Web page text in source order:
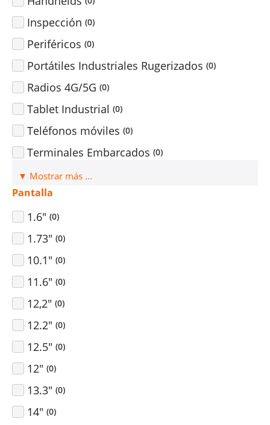
Inspección (0)
Periféricos (0)
Portátiles Industriales Rugerizados (0)
Radios 4G/5G (0)
Tablet Industrial (0)
Teléfonos móviles (0)
Terminales Embarcados (0)
▼ Mostrar más ...
Pantalla
1.6" (0)
1.73" (0)
10.1" (0)
11.6" (0)
12,2" (0)
12.2" (0)
12.5" (0)
12" (0)
13.3" (0)
14" (0)